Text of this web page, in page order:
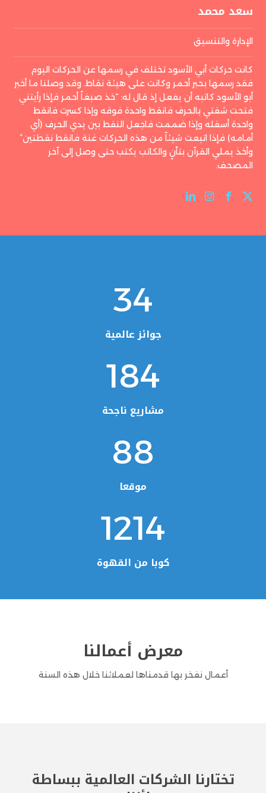
سعد محمد
الإدارة والتنسيق
كانت حركات أبي الأسود تختلف في رسمها عن الحركات اليوم
فقد رسمها بحبر أحمر وكانت على هيئة نقاط. وقد وصلنا ما أخبر
أبو الأسود كاتبه أن يفعل إذ قال له: “خذ صبغاً أحمر فإذا رأيتني
فتحت شفتي بالحرف فانقط واحدة فوقه وإذا كسرت فانقط
واحدة أسفله وإذا ضممت فاجعل النقط بين يدي الحرف (أي
أمامه) فإذا اتبعت شيئاً من هذه الحركات غنة فانقط نقطتين”
وأخذ يملي القرآن بتأنٍ والكاتب يكتب حتى وصل إلى آخر
المصحف.
34
جوائز عالمية
184
مشاريع ناجحة
88
موقعا
1214
كوبا من القهوة
معرض أعمالنا
أعمال نفخر بها قدمناها لعملائنا خلال هذه السنة
تختارنا الشركات العالمية ببساطة